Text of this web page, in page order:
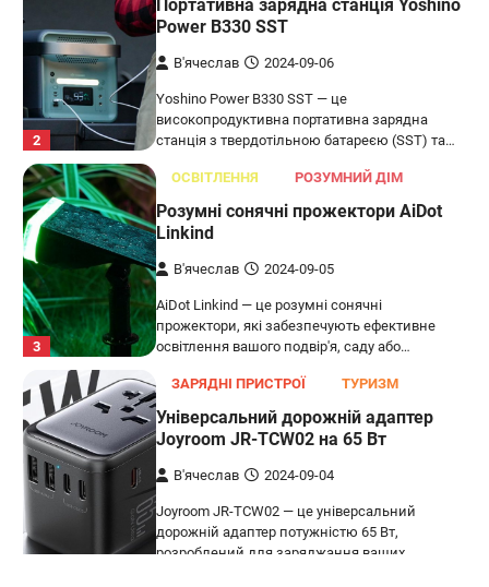
2
Портативна зарядна станція Yoshino
Power B330 SST
В'ячеслав 2024-09-06
Yoshino Power B330 SST — це
високопродуктивна портативна зарядна
станція з твердотільною батареєю (SST) та…
3
ОСВІТЛЕННЯ РОЗУМНИЙ ДІМ
Розумні сонячні прожектори AiDot
Linkind
В'ячеслав 2024-09-05
AiDot Linkind — це розумні сонячні
прожектори, які забезпечують ефективне
освітлення вашого подвір'я, саду або…
ЗАРЯДНІ ПРИСТРОЇ ТУРИЗМ
Універсальний дорожній адаптер
Joyroom JR-TCW02 на 65 Вт
В'ячеслав 2024-09-04
Joyroom JR-TCW02 — це універсальний
дорожній адаптер потужністю 65 Вт,
розроблений для заряджання ваших